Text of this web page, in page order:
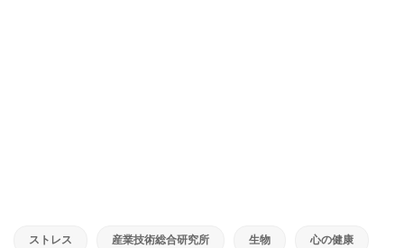
ストレス 産業技術総合研究所 生物 心の健康